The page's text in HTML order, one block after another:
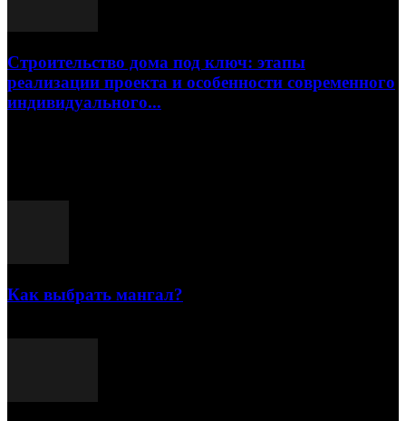
Строительство дома под ключ: этапы
реализации проекта и особенности современного
индивидуального...
Как выбрать мангал?